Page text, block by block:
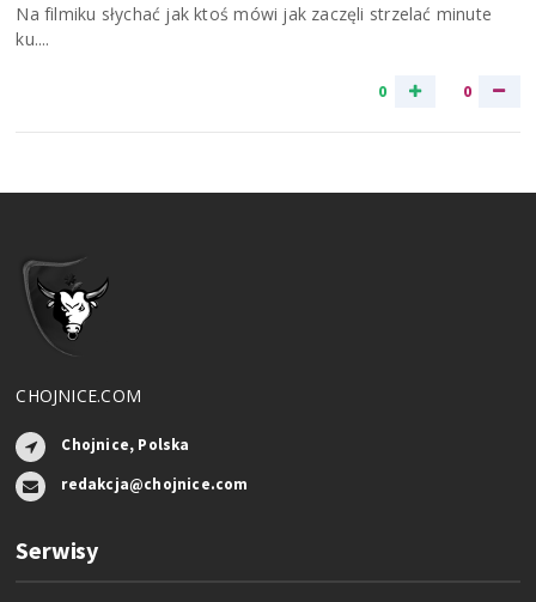
Na filmiku słychać jak ktoś mówi jak zaczęli strzelać minute
ku....
0 0
CHOJNICE.COM
Chojnice, Polska
redakcja@chojnice.com
Serwisy